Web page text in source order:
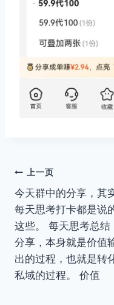
文
章
导
航
上一页
今天群中的分享，其
每天思考打卡都是说
这些。 每天思考总结
分享，本身就是价值
出的过程，也就是转
私域的过程。 价值